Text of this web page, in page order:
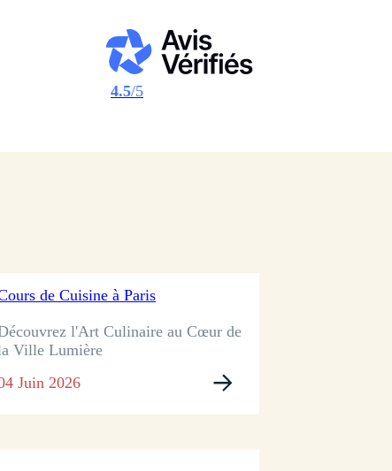
4.5/5
de Cuisine à Paris
l'Art Culinaire au Cœur de
Ville Lumière
Juin 2026